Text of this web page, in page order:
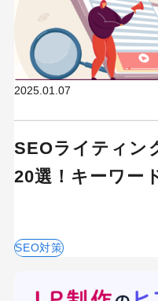
MEO
TikTok運用代
Webサイトリ
Webマーケテ
オウンドメデ
コーポレート
リンクビルデ
2025.01.07
SEOライティン
20選！キーワー
SEO対策